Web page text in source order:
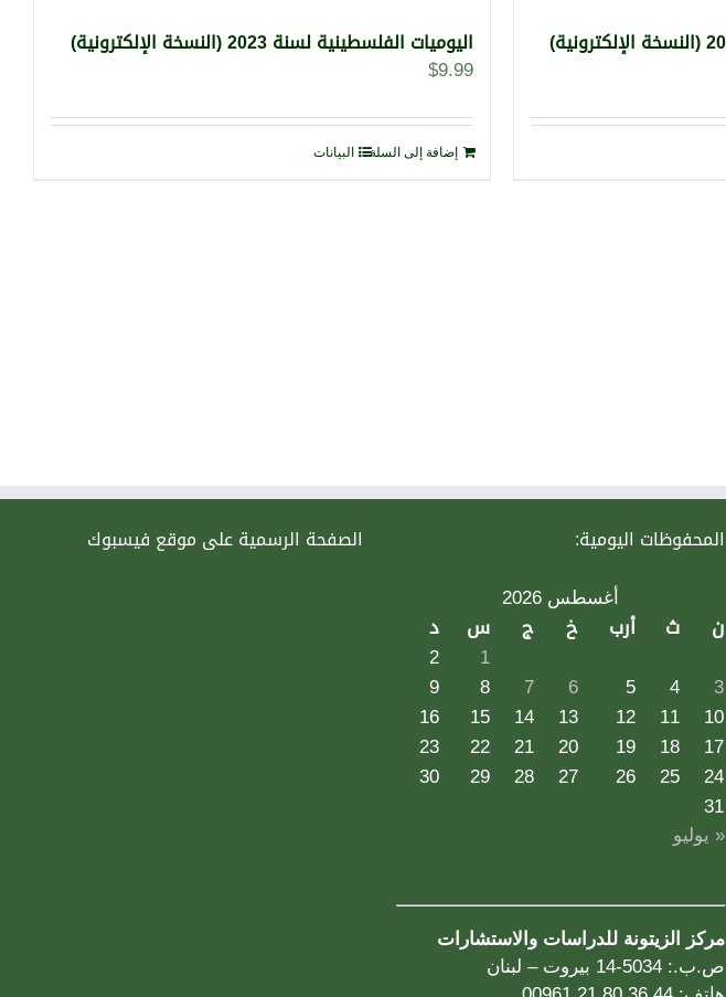
اليوميات الفلسطينية لسنة 2023 (النسخة الإلكترونية)
$9.99
إضافة إلى السلة البيانات
المحفوظات اليومية:
أغسطس 2026
ن ث أرب خ ج س د
1
2
3
4
5
6
7
8
9
10
11
12
13
14
15
16
17
18
19
20
21
22
23
24
25
26
27
28
29
30
31
« يوليو
مركز الزيتونة للدراسات والاستشارات
ص.ب.: 5034-14 بيروت – لبنان
الصفحة الرسمية على موقع فيسبوك